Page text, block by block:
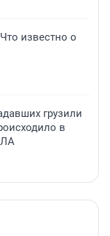
известно о
грузили
в